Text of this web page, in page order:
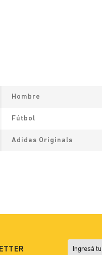
Hombre
Fútbol
Adidas Originals